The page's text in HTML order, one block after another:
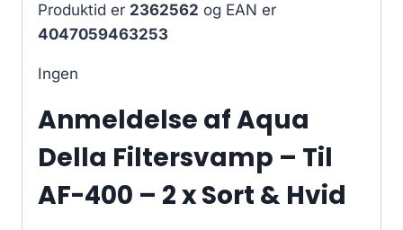
Produktid er 2362562 og EAN er
4047059463253
Ingen
Anmeldelse af Aqua
Della Filtersvamp – Til
AF-400 – 2 x Sort & Hvid